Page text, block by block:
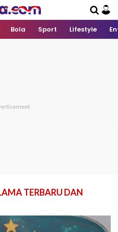
Bola Sport Lifestyle
TERBARU DAN